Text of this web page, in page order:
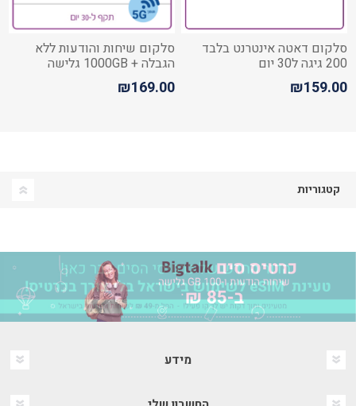
סלקום דאטה אינטרנט בלבד
200 גיגה ל30 יום
₪159.00
סלקום שיחות והודעות ללא
הגבלה + 1000GB גלישה
+שיחות לחו"ל
₪169.00
קטגוריות
מידע